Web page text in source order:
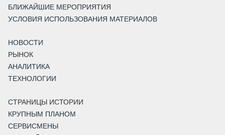
БЛИЖАЙШИЕ МЕРОПРИЯТИЯ
УСЛОВИЯ ИСПОЛЬЗОВАНИЯ МАТЕРИАЛОВ
НОВОСТИ
РЫНОК
АНАЛИТИКА
ТЕХНОЛОГИИ
СТРАНИЦЫ ИСТОРИИ
КРУПНЫМ ПЛАНОМ
СЕРВИСМЕНЫ